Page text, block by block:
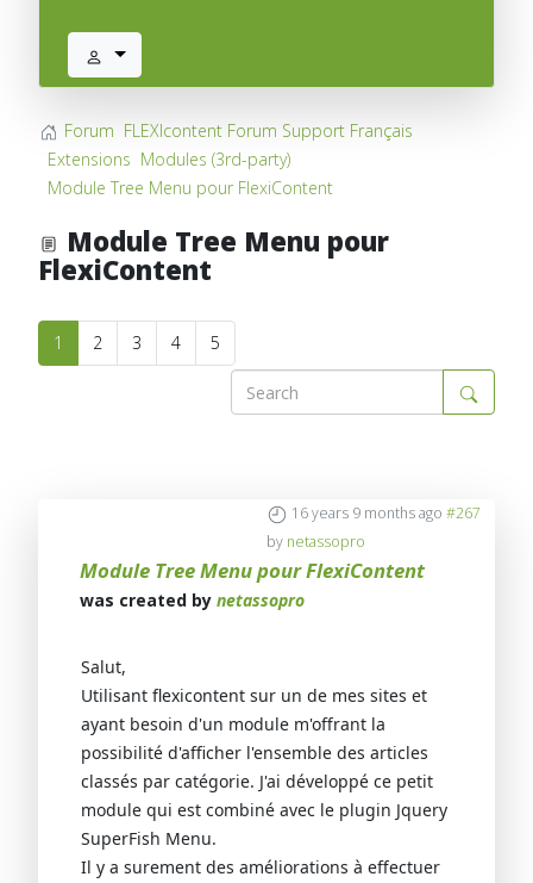
Forum FLEXIcontent Forum Support Français
Extensions Modules (3rd-party)
Module Tree Menu pour FlexiContent
Module Tree Menu pour
FlexiContent
1 2 3 4 5
16 years 9 months ago #267
by netassopro
Module Tree Menu pour FlexiContent
was created by netassopro
Salut,
Utilisant flexicontent sur un de mes sites et
ayant besoin d'un module m'offrant la
possibilité d'afficher l'ensemble des articles
classés par catégorie. J'ai développé ce petit
module qui est combiné avec le plugin Jquery
SuperFish Menu.
Il y a surement des améliorations à effectuer